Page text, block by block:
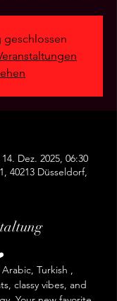
Dez. 2025, 06:30
40213 Düsseldorf,
Turkish ,
classy vibes, and